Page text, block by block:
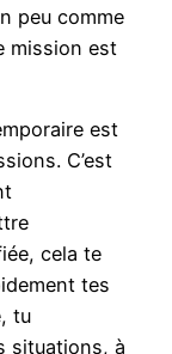
peu comme
mission est
est
C’est
cela te
tes
tu
situations, à